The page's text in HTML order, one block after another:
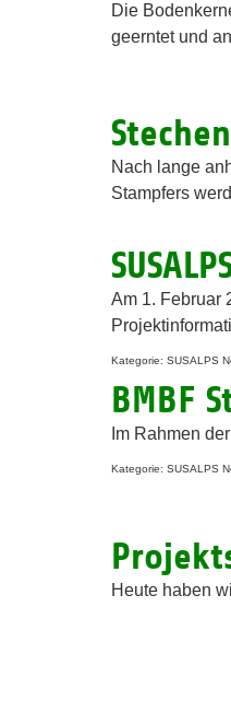
Die
geerntet und
Nach lange
Stampfers
Am 1. Februar
Kategorie: SUSALPS
BMBF
Im Rahmen
Kategorie: SUSALPS
Heute haben